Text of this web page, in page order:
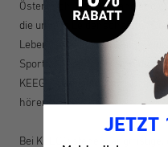
Österreich, Deutschland und
die unsere Leidenschaft für
Lebensstil teilen. Ob
Sportfachhandel – wenn du
KEEGO begeistert sein wird,
hören.
Bei KEEGO stehen langfristige,
JETZT